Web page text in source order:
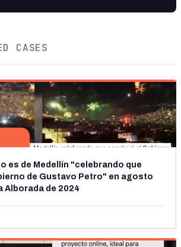
CASES
es de Medellín "celebrando que
de Gustavo Petro" en agosto
Alborada de 2024